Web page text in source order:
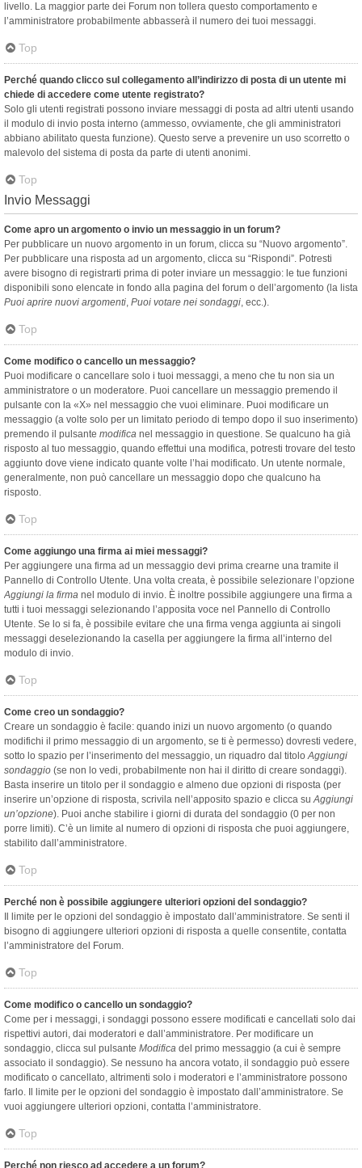
livello. La maggior parte dei Forum non tollera questo comportamento e
l’amministratore probabilmente abbasserà il numero dei tuoi messaggi.
Top
Perché quando clicco sul collegamento all’indirizzo di posta di un utente mi
chiede di accedere come utente registrato?
Solo gli utenti registrati possono inviare messaggi di posta ad altri utenti usando
il modulo di invio posta interno (ammesso, ovviamente, che gli amministratori
abbiano abilitato questa funzione). Questo serve a prevenire un uso scorretto o
malevolo del sistema di posta da parte di utenti anonimi.
Top
Invio Messaggi
Come apro un argomento o invio un messaggio in un forum?
Per pubblicare un nuovo argomento in un forum, clicca su “Nuovo argomento”.
Per pubblicare una risposta ad un argomento, clicca su “Rispondi”. Potresti
avere bisogno di registrarti prima di poter inviare un messaggio: le tue funzioni
disponibili sono elencate in fondo alla pagina del forum o dell’argomento (la lista
Puoi aprire nuovi argomenti, Puoi votare nei sondaggi, ecc.).
Top
Come modifico o cancello un messaggio?
Puoi modificare o cancellare solo i tuoi messaggi, a meno che tu non sia un
amministratore o un moderatore. Puoi cancellare un messaggio premendo il
pulsante con la «X» nel messaggio che vuoi eliminare. Puoi modificare un
messaggio (a volte solo per un limitato periodo di tempo dopo il suo inserimento)
premendo il pulsante modifica nel messaggio in questione. Se qualcuno ha già
risposto al tuo messaggio, quando effettui una modifica, potresti trovare del testo
aggiunto dove viene indicato quante volte l’hai modificato. Un utente normale,
generalmente, non può cancellare un messaggio dopo che qualcuno ha
risposto.
Top
Come aggiungo una firma ai miei messaggi?
Per aggiungere una firma ad un messaggio devi prima crearne una tramite il
Pannello di Controllo Utente. Una volta creata, è possibile selezionare l’opzione
Aggiungi la firma nel modulo di invio. È inoltre possibile aggiungere una firma a
tutti i tuoi messaggi selezionando l’apposita voce nel Pannello di Controllo
Utente. Se lo si fa, è possibile evitare che una firma venga aggiunta ai singoli
messaggi deselezionando la casella per aggiungere la firma all’interno del
modulo di invio.
Top
Come creo un sondaggio?
Creare un sondaggio è facile: quando inizi un nuovo argomento (o quando
modifichi il primo messaggio di un argomento, se ti è permesso) dovresti vedere,
sotto lo spazio per l’inserimento del messaggio, un riquadro dal titoloAggiungi
sondaggio (se non lo vedi, probabilmente non hai il diritto di creare sondaggi).
Basta inserire un titolo per il sondaggio e almeno due opzioni di risposta (per
inserire un’opzione di risposta, scrivila nell’apposito spazio e clicca suAggiungi
un’opzione). Puoi anche stabilire i giorni di durata del sondaggio (0 per non
porre limiti). C’è un limite al numero di opzioni di risposta che puoi aggiungere,
stabilito dall’amministratore.
Top
Perché non è possibile aggiungere ulteriori opzioni del sondaggio?
Il limite per le opzioni del sondaggio è impostato dall’amministratore. Se senti il
bisogno di aggiungere ulteriori opzioni di risposta a quelle consentite, contatta
l’amministratore del Forum.
Top
Come modifico o cancello un sondaggio?
Come per i messaggi, i sondaggi possono essere modificati e cancellati solo dai
rispettivi autori, dai moderatori e dall’amministratore. Per modificare un
sondaggio, clicca sul pulsante Modifica del primo messaggio (a cui è sempre
associato il sondaggio). Se nessuno ha ancora votato, il sondaggio può essere
modificato o cancellato, altrimenti solo i moderatori e l’amministratore possono
farlo. Il limite per le opzioni del sondaggio è impostato dall’amministratore. Se
vuoi aggiungere ulteriori opzioni, contatta l’amministratore.
Top
Perché non riesco ad accedere a un forum?